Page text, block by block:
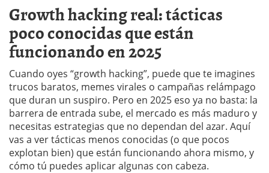
Growth hacking real: tácticas
poco conocidas que están
funcionando en 2025
Cuando oyes “growth hacking”, puede que te imagines
trucos baratos, memes virales o campañas relámpago
que duran un suspiro. Pero en 2025 eso ya no basta: la
barrera de entrada sube, el mercado es más maduro y
necesitas estrategias que no dependan del azar. Aquí
vas a ver tácticas menos conocidas (o que pocos
explotan bien) que están funcionando ahora mismo, y
cómo tú puedes aplicar algunas con cabeza.